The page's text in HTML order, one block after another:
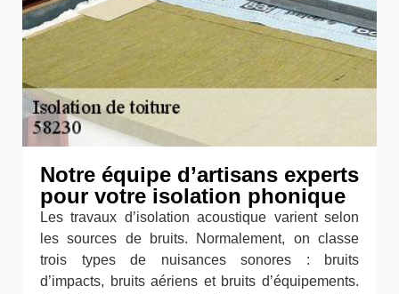
Notre équipe d’artisans experts
pour votre isolation phonique
Les travaux d’isolation acoustique varient selon
les sources de bruits. Normalement, on classe
trois types de nuisances sonores : bruits
d’impacts, bruits aériens et bruits d’équipements.